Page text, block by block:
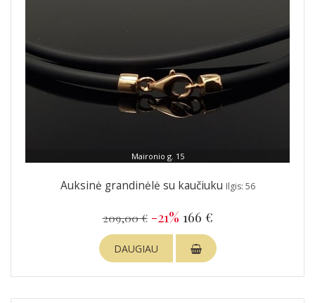
Maironio g. 15
Auksinė grandinėlė su kaučiuku Ilgis: 56
209,00 € -21% 166 €
DAUGIAU